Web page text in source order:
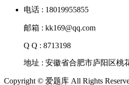
电话 : 18019955855
邮箱 : kk169@qq.com
Q Q : 8713198
地址 : 安徽省合肥市庐阳区桃
Copyright © 爱题库 All Rights